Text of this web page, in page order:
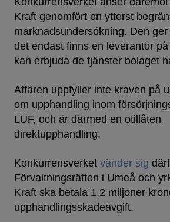
Kraft genomfört en ytterst
marknadsundersökning. Den
det endast finns en leverantör
kan erbjuda de tjänster bolaget
Affären uppfyller inte kraven på
om upphandling inom
LUF, och är därmed en otillåten
direktupphandling.
Konkurrensverket vänder sig
Förvaltningsrätten i Umeå och
Kraft ska betala 1,2 miljoner
upphandlingsskadeavgift.